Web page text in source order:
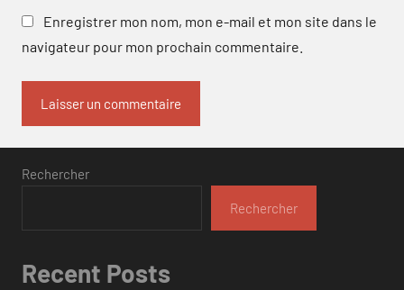
Enregistrer mon nom, mon e-mail et mon site dans le
navigateur pour mon prochain commentaire.
Rechercher
Rechercher
Recent Posts